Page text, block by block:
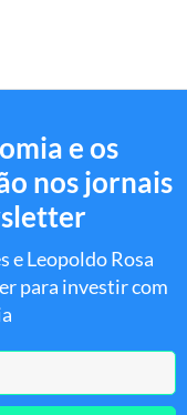
e os
nos jornais
e Leopoldo Rosa
para investir com